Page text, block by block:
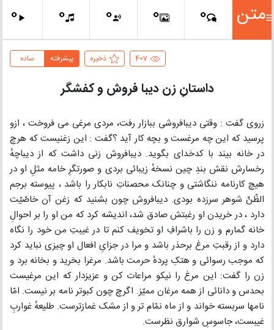
متن 0
0
0
0
0
407 ذخیره ساده پیشرفته
داستانِ زن دیبا فروش و کفشگر
زروی گفت : وقتی دیبافروشی ببازار رفت، مردی مرغی می فروخت ، ازو
پرسید که این چه مرغست و بچه کار آید ؟گفت : این زغنیست که هرچ
در خانه بیند با کدخدای بگوید. دیبافروش زنی داشت که از دیباچهٔ
رخسارش نقش بندِ چین نسخهٔ زیبائی بردی و صورتگرِ خامه مثلِ او در
هیچ کارنامه ننگاشتی و چنانک محصناتِ نابکار را باشد ، پیوسته برجم
الظّنِّ شوهر سرزده بودی. دیبافروش چون بشنید که زغن آن خاصّیّت
دارد ، در خریدن او رغبتش صادق شد، اندیشه کرد که من او را بر احوالِ
خانه گمارم و زن را باشرافِ او تخویف کنم تا در غیبتِ من خود را نگاه
دارد و از رقبتِ مرغ برحذر باشد و مرا در جزایِ افعال او چیزی نباید کرد
که موجب رسوائی و هتکِ پردهٔ حرمت باشد. مرغرا بخرید و بخانه برد و
زن را گفت: این مرغ را نیکو مراعات کن و عزیزدار که این مرغیست
بحدس و دانائی از همه مرغان ممیّز. اگرچ چون کبوتر نامه بر نیست. امّا
نامها سربسته خواند و از ماه نمّام تر و از مشک غمازترست. طلیعهٔ غواربِ
غیبست، جاسوسِ شوارق نظرست.